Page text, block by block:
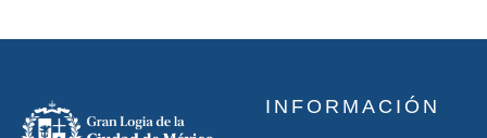
INFORMACIÓN